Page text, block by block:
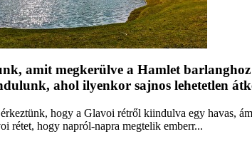
amit megkerülve a Hamlet barlanghoz
ahol ilyenkor sajnos lehetetlen
hogy a Glavoi rétről kiindulva egy havas,
rétet, hogy napról-napra megtelik emberr...